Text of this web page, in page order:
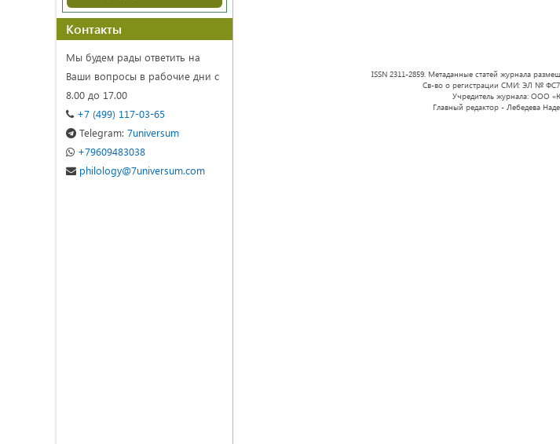
ISSN 2311-2859. Метаданные статей журнала
Св-во о регистрации СМИ: ЭЛ №
Учредитель журнала: ООО
Главный редактор - Лебедева
Контакты
Мы будем рады ответить на
Ваши вопросы в рабочие дни с
8.00 до 17.00
+7 (499) 117-03-65
Telegram: 7universum
+79609483038
philology@7universum.com